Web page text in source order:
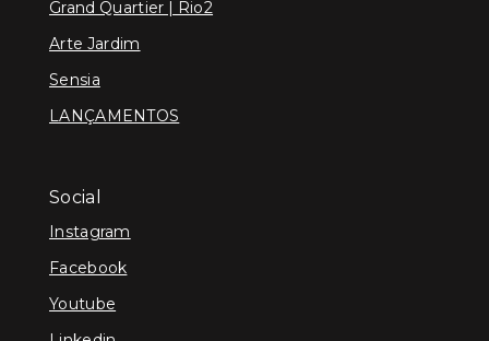
Grand Quartier | Rio2
Arte Jardim
Sensia
LANÇAMENTOS
Social
Instagram
Facebook
Youtube